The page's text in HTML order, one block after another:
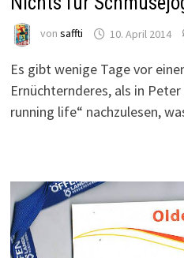
von saffti 10. April 2014
Es gibt wenige Tage vor
Ernüchternderes, als in
running life“ nachzulesen,